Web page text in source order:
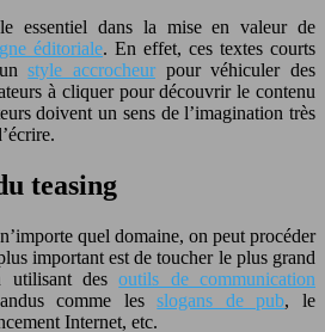
essentiel dans la mise en valeur de
éditoriale. En effet, ces textes courts
unstyle accrocheur pour véhiculer des
à cliquer pour découvrir le contenu
doivent un sens de l’imagination très
teasing
quel domaine, on peut procéder
important est de toucher le plus grand
utilisant desoutils de communication
comme lesslogans de pub, le
Internet, etc.